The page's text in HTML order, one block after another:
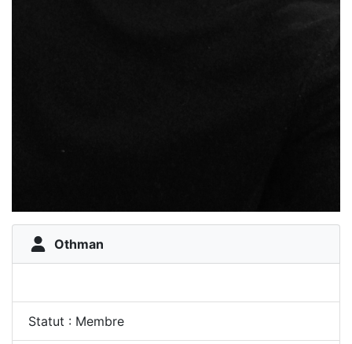
Othman
Statut : Membre